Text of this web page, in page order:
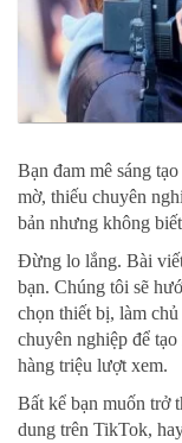
Bạn đam mê sáng
mờ, thiếu chuyên
bản nhưng không
Đừng lo lắng. Bài
bạn. Chúng tôi sẽ
chọn thiết bị, làm
chuyên nghiệp để
hàng triệu lượt xem.
Bất kể bạn muốn trở
dung trên TikTok,